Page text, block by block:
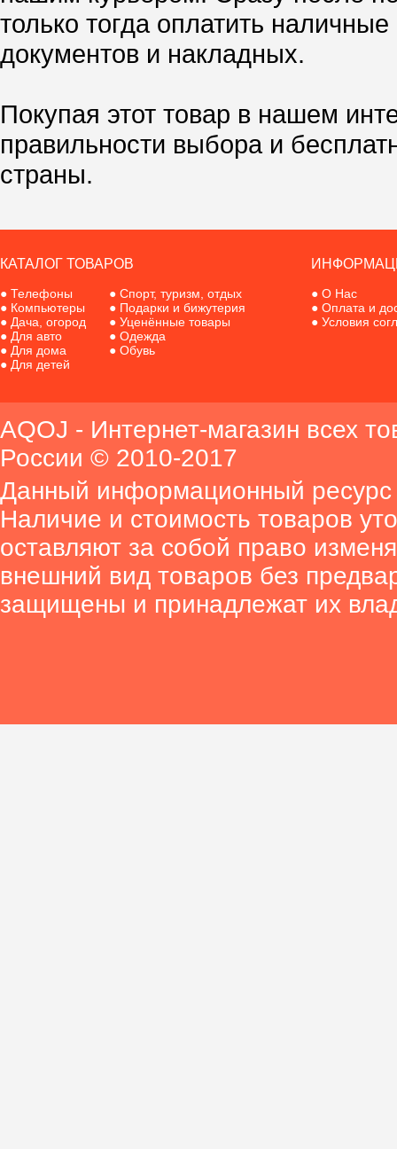
только тогда оплатить
документов и накладных.
Покупая этот товар в нашем
правильности выбора и
страны.
КАТАЛОГ ТОВАРОВ
● Телефоны
● Компьютеры
● Дача, огород
● Для авто
● Для дома
● Для детей
● Спорт, туризм, отдых
● Подарки и бижутерия
● Уценённые товары
● Одежда
● Обувь
● О Нас
● Оплата и
● Условия
AQOJ - Интернет-магазин всех
России © 2010-2017
Данный информационный ресурс
Наличие и стоимость товаров
оставляют за собой право
внешний вид товаров без
защищены и принадлежат их